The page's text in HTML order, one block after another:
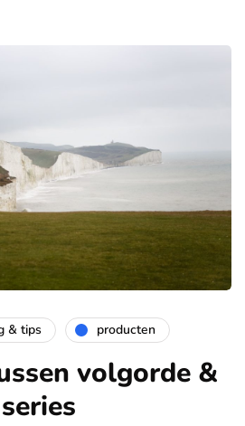
& tips producten
volgorde &